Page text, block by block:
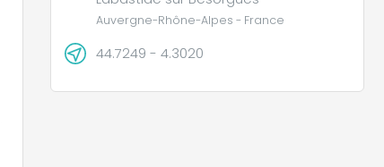
Auvergne-Rhône-Alpes - France
44.7249 - 4.3020